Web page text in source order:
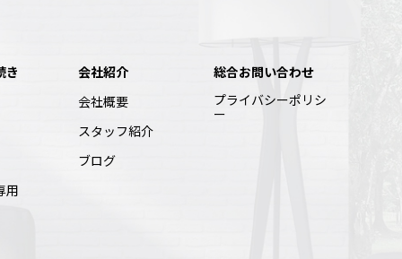
き
用
会社紹介
会社概要
スタッフ紹介
ブログ
総合お問い合わせ
プライバシーポリシ
ー